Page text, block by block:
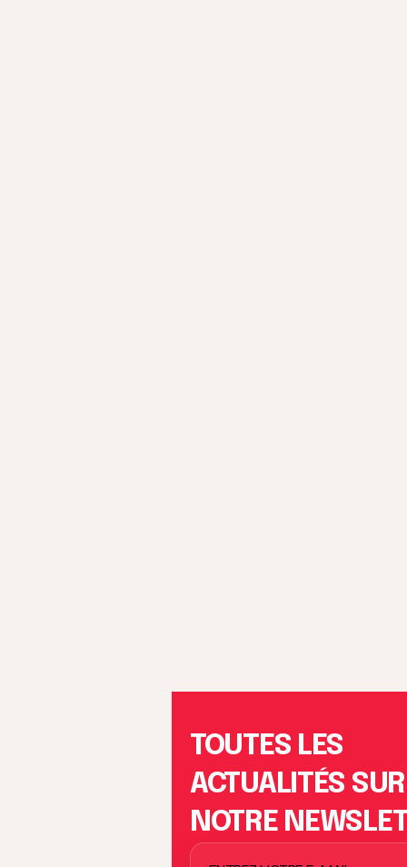
TOUTES LES
ACTUALITÉS SUR
NOTRE